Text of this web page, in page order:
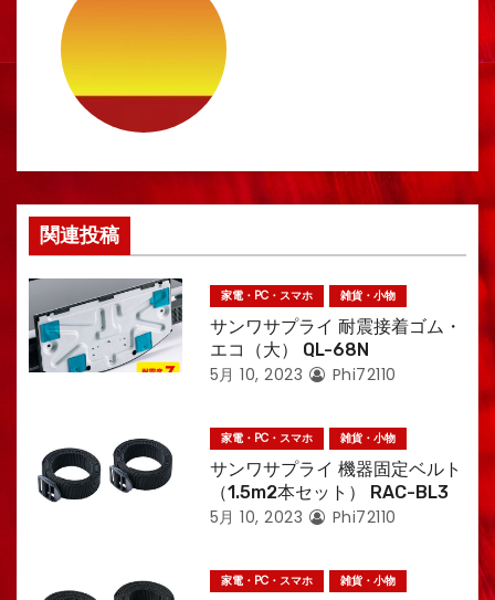
ゲ
ー
ョ
ン
関連投稿
家電・PC・スマホ 雑貨・小物
サンワサプライ 耐震接着ゴム・
エコ（大） QL-68N
5月 10, 2023 Phi72110
家電・PC・スマホ 雑貨・小物
サンワサプライ 機器固定ベルト
（1.5m2本セット） RAC-BL3
5月 10, 2023 Phi72110
家電・PC・スマホ 雑貨・小物